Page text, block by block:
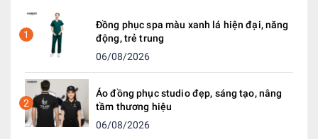
1
Đồng phục spa màu xanh lá hiện đại, năng
động, trẻ trung
06/08/2026
2
Áo đồng phục studio đẹp, sáng tạo, nâng
tầm thương hiệu
06/08/2026